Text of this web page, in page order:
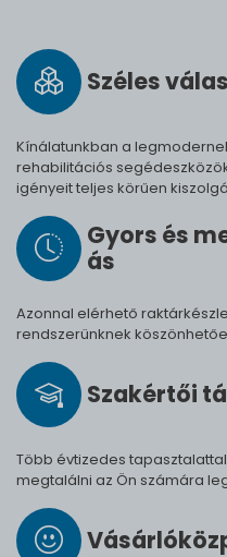
Széles
Kínálatunkban a
rehabilitációs
igényeit teljes körűen
Gyors és
ás
Azonnal elérhető
rendszerünknek
Szak­értői
Több évtizedes
megtalálni az Ön számára